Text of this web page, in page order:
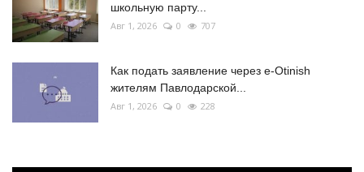
школьную парту...
Авг 1, 2026 0 707
Как подать заявление через e-Otinish
жителям Павлодарской...
Авг 1, 2026 0 228